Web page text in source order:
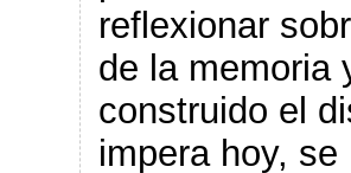
reflexionar
de la memoria
construido el
impera hoy,